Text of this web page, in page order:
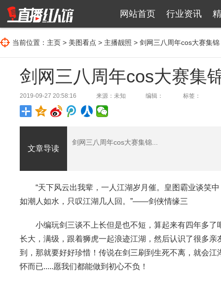
网站首页 行业资讯
当前位置： 主页 > 美图看点 > 主播靓照 > 剑网三八周年cos大赛集锦
剑网三八周年cos大赛集
2019-09-27 20:58:16 来源：未知 编辑： 标签：
文章导读
剑网三八周年cos大赛集锦...
“天下风云出我辈，一人江湖岁月催。皇图霸业谈笑
如潮人如水，只叹江湖几人回。”——剑侠情缘三
小编玩剑三谈不上长但是也不短，算起来有四年多
长大，满级，跟着狮虎一起浪迹江湖，然后认识了很多
到，那就要好好珍惜！传说在剑三刷到生死不离，就会
怀而已.....愿我们都能做到初心不负！